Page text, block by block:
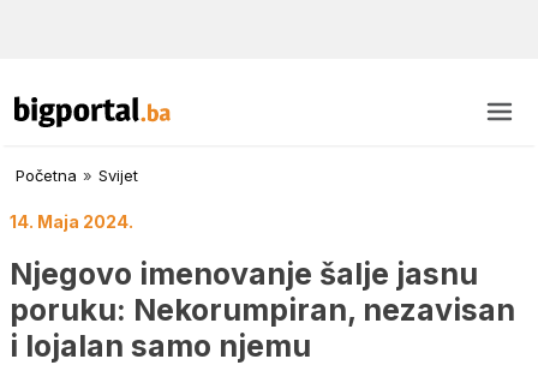
Početna » Svijet
14. Maja 2024.
Njegovo imenovanje šalje jasnu
poruku: Nekorumpiran, nezavisan
i lojalan samo njemu